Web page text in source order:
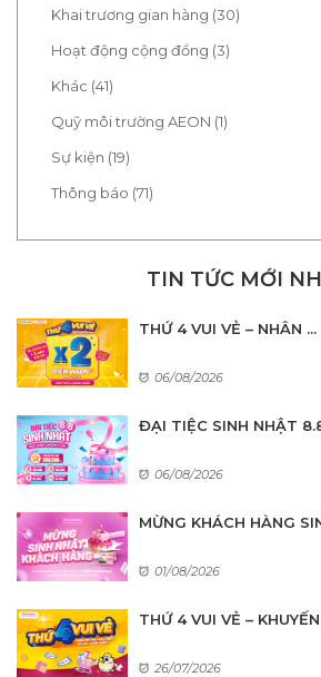
Khai trương gian hàng (30)
Hoạt động cộng đồng (3)
Khác (41)
Quỹ môi trường AEON (1)
Sự kiện (19)
Thông báo (71)
TIN TỨC MỚI
THỨ 4 VUI VẺ – NHÂN ...
06/08/2026
ĐẠI TIỆC SINH NHẬT
06/08/2026
MỪNG KHÁCH HÀNG
01/08/2026
THỨ 4 VUI VẺ – KHUYẾN
26/07/2026